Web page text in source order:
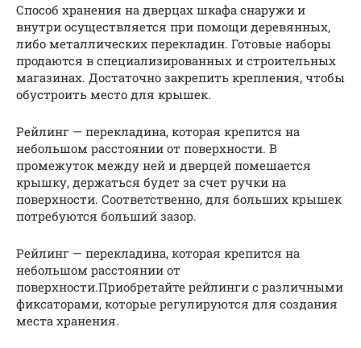
Способ хранения на дверцах шкафа снаружи и
внутри осуществляется при помощи деревянных,
либо металлических перекладин. Готовые наборы
продаются в специализированных и строительных
магазинах. Достаточно закрепить крепления, чтобы
обустроить место для крышек.
Рейлинг — перекладина, которая крепится на
небольшом расстоянии от поверхности. В
промежуток между ней и дверцей помешается
крышку, держаться будет за счет ручки на
поверхности. Соответственно, для больших крышек
потребуются больший зазор.
Рейлинг — перекладина, которая крепится на
небольшом расстоянии от
поверхности.Приобретайте рейлинги с различными
фиксаторами, которые регулируются для создания
места хранения.